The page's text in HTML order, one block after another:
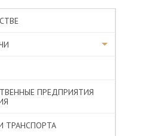
ПРЕДПРИЯТИЯ
ТРАНСПОРТА